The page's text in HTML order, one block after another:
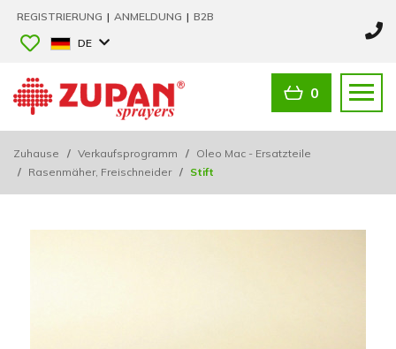
REGISTRIERUNG | ANMELDUNG | B2B
DE
0
Zuhause / Verkaufsprogramm / Oleo Mac - Ersatzteile
/ Rasenmäher, Freischneider / Stift